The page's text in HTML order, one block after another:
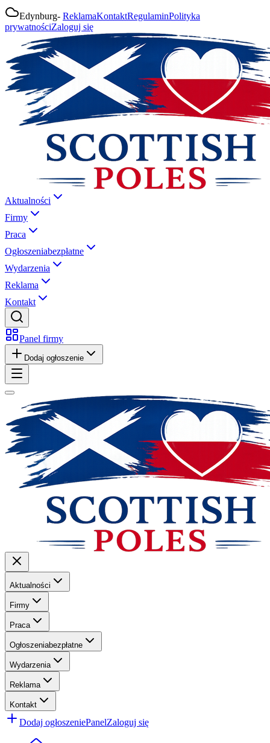
Edynburg- ReklamaKontaktRegulaminPolityka
prywatnościZaloguj się
Aktualności
Firmy
Praca
Ogłoszeniabezpłatne
Wydarzenia
Reklama
Kontakt
Panel firmy
Dodaj ogłoszenie
Aktualności
Firmy
Praca
Ogłoszeniabezpłatne
Wydarzenia
Reklama
Kontakt
Dodaj ogłoszeniePanelZaloguj się